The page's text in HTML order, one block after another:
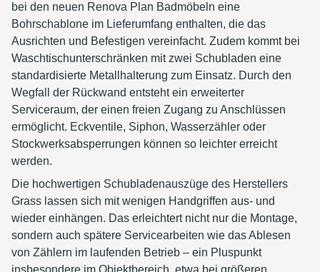
bei den neuen Renova Plan Badmöbeln eine
Bohrschablone im Lieferumfang enthalten, die das
Ausrichten und Befestigen vereinfacht. Zudem kommt bei
Waschtischunterschränken mit zwei Schubladen eine
standardisierte Metallhalterung zum Einsatz. Durch den
Wegfall der Rückwand entsteht ein erweiterter
Serviceraum, der einen freien Zugang zu Anschlüssen
ermöglicht. Eckventile, Siphon, Wasserzähler oder
Stockwerksabsperrungen können so leichter erreicht
werden.
Die hochwertigen Schubladenauszüge des Herstellers
Grass lassen sich mit wenigen Handgriffen aus- und
wieder einhängen. Das erleichtert nicht nur die Montage,
sondern auch spätere Servicearbeiten wie das Ablesen
von Zählern im laufenden Betrieb – ein Pluspunkt